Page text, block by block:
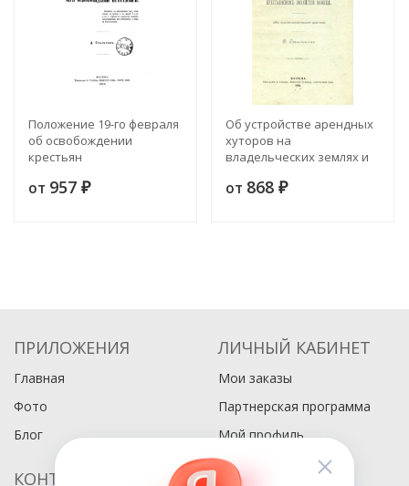
Положение 19-го февраля
об освобождении
крестьян
от 957 ₽
Об устройстве арендных
хуторов на
владельческих землях и
вообще (из сельско-
от 868 ₽
ПРИЛОЖЕНИЯ
Главная
Фото
Блог
ЛИЧНЫЙ КАБИНЕТ
Мои заказы
Партнерская программа
Мой профиль
КОНТАКТЫ